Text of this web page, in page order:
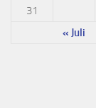
31
« Juli